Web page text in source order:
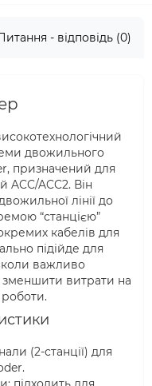
- відповідь (0)
двожильного
призначений для
ACC/ACC2. Він
лінії до
“станцією”
кабелів для
підійде для
важливо
зменшити витрати на
(2-станції) для